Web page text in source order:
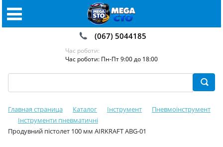
(067) 5044185
Час роботи:
Час роботи: Пн-Пт 9:00 до 18:00
Главная страница Каталог Інструмент
Пневмоінструмент
Інструменти пневматичні
Продувний пістолет 100 мм AIRKRAFT ABG-01